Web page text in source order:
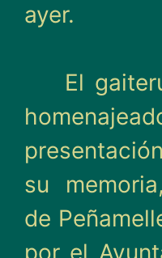
ayer.
El
su
de
por el